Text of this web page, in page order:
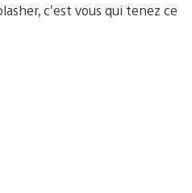
c’est vous qui tenez ce